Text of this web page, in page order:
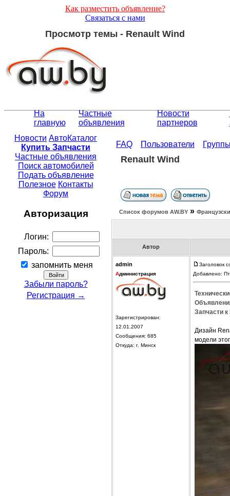
Как разместить объявление?
Связаться с нами
Просмотр темы - Renault Wind
На
главную
Частные
объявления
Новости
партнеров
Новости АвтоКаталог
Купить Запчасти
Частные объявления
Поиск автомобилей
Подать объявление
Полезное Контакты
Форум
Авторизация
Логин:
Пароль:
запомнить меня
Забыли пароль?
Регистрация →
FAQ Пользователи
Renault Wind
Список форумов АW.BY »
Автор
admin
Администрация
Зарегистрирован:
12.01.2007
Сообщения: 685
Откуда: г. Минск
Заголовок
Добавлено:
Запчасти к
Дизайн
модели